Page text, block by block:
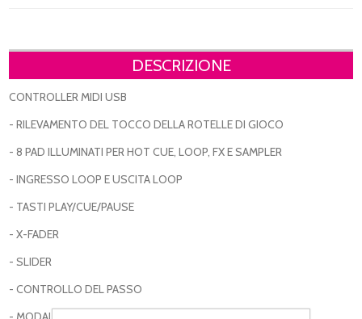
DESCRIZIONE
CONTROLLER MIDI USB
- RILEVAMENTO DEL TOCCO DELLA ROTELLE DI GIOCO
- 8 PAD ILLUMINATI PER HOT CUE, LOOP, FX E SAMPLER
- INGRESSO LOOP E USCITA LOOP
- TASTI PLAY/CUE/PAUSE
- X-FADER
- SLIDER
- CONTROLLO DEL PASSO